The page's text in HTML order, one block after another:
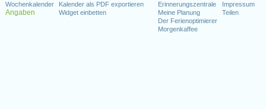
Wochenkalender
Angaben
Kalender als PDF exportieren
Widget einbetten
Erinnerungszentrale
Meine Planung
Der Ferienoptimierer
Morgenkaffee
Impressum
Teilen